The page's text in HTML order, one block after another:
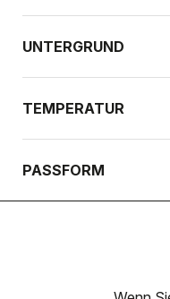
UNTERGRUND
TEMPERATUR
PASSFORM